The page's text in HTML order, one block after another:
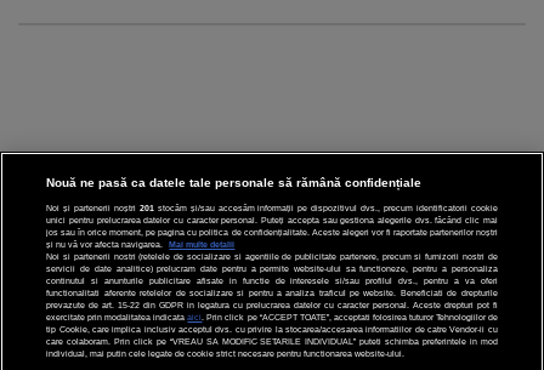
CINEMA
DIVERTISMENT
STIRI
TEHNOLOGIE
Nouă ne pasă ca datele tale personale să rămână confidențiale
Noi și partenerii noștri 201 stocăm și/sau accesăm informații pe dispozitivul dvs., precum identificatorii cookie
unici pentru prelucrarea datelor cu caracter personal. Puteți accepta sau gestiona alegerile dvs. făcând clic mai
jos sau în orice moment, pe pagina cu politica de confidențialitate. Aceste alegeri vor fi raportate partenerilor noștri
și nu vă vor afecta navigarea.
Mai multe detalii
Noi si partenerii nostri (retelele de socializare si agentiile de publicitate partenere, precum si furnizorii nostri de
servicii de date analitice) prelucram date pentru a permite website-ului sa functioneze, pentru a personaliza
continutul si anunturile publicitare afisate in functie de interesele si/sau profilul dvs., pentru a va oferi
functionalitati aferente retelelor de socializare si pentru a analiza traficul pe website. Beneficiati de drepturile
prevazute de art. 15-22 din GDPR in legatura cu prelucrarea datelor cu caracter personal. Aceste drepturi pot fi
exercitate prin modalitatea indicataaici . Prin click pe “ACCEPT TOATE”, acceptati folosirea tuturor Tehnologiilor de
tip Cookie, care implica inclusiv acceptul dvs. cu privire la stocarea/accesarea informatiilor de catre Vendor-ii cu
care colaboram. Prin click pe “VREAU SA MODIFIC SETARILE INDIVIDUAL” puteti schimba preferintele in mod
individual, mai putin cele legate de cookie strict necesare pentru functionarea website-ului.